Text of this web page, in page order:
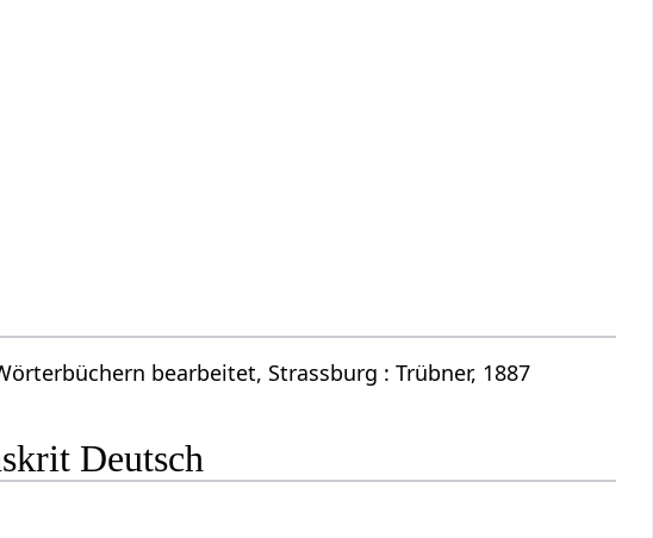
bearbeitet, Strassburg : Trübner, 1887
Deutsch